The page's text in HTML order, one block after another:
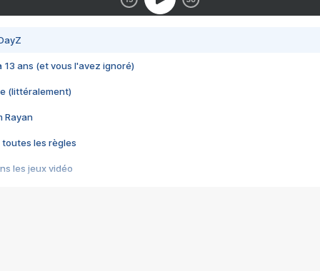
13 ans (et vous l'avez ignoré)
(littéralement)
Rayan
toutes les règles
les jeux vidéo